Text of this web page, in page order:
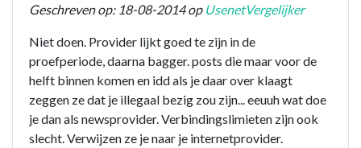
Geschreven op: 18-08-2014 op UsenetVergelijker
Niet doen. Provider lijkt goed te zijn in de
proefperiode, daarna bagger. posts die maar voor de
helft binnen komen en idd als je daar over klaagt
zeggen ze dat je illegaal bezig zou zijn... eeuuh wat doe
je dan als newsprovider. Verbindingslimieten zijn ook
slecht. Verwijzen ze je naar je internetprovider.